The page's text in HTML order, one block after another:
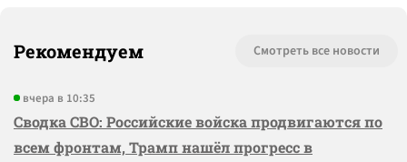
Рекомендуем Смотреть все новости
вчера в 10:35
Сводка СВО: Российские войска продвигаются по
всем фронтам, Трамп нашёл прогресс в